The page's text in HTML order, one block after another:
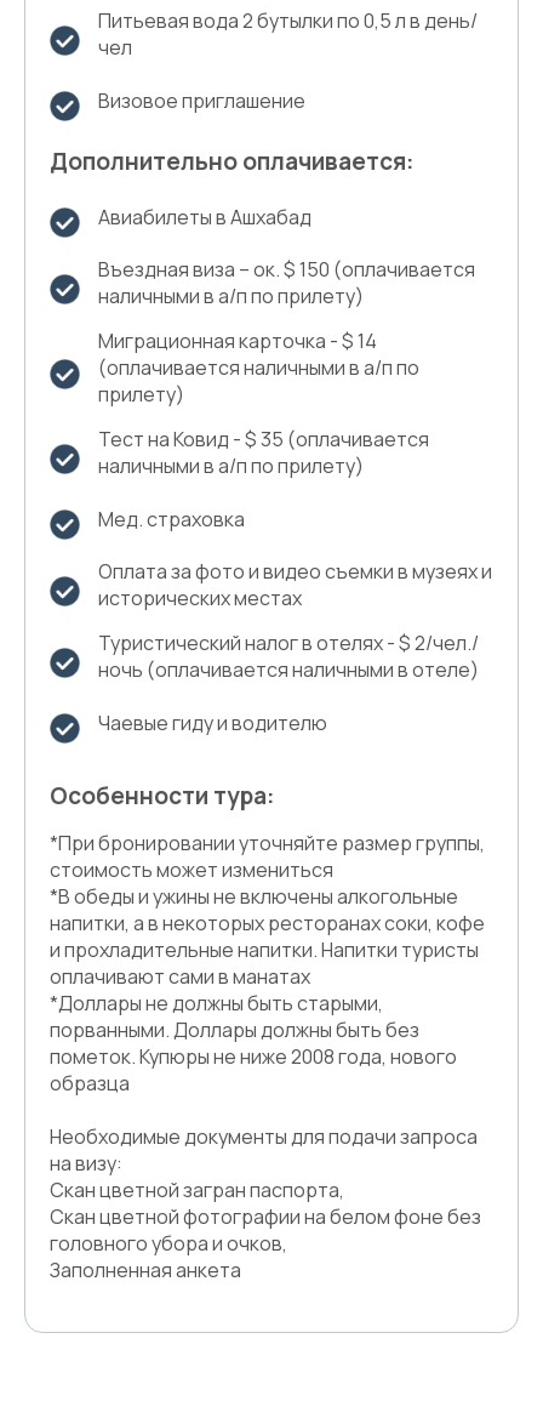
Питьевая вода 2 бутылки по 0,5 л в день/
чел
Визовое приглашение
Дополнительно оплачивается:
Авиабилеты в Ашхабад
Въездная виза – ок. $ 150 (оплачивается
наличными в а/п по прилету)
Миграционная карточка - $ 14
(оплачивается наличными в а/п по
прилету)
Тест на Ковид - $ 35 (оплачивается
наличными в а/п по прилету)
Мед. страховка
Оплата за фото и видео съемки в музеях и
исторических местах
Туристический налог в отелях - $ 2/чел./
ночь (оплачивается наличными в отеле)
Чаевые гиду и водителю
Особенности тура:
*При бронировании уточняйте размер группы,
стоимость может измениться
*В обеды и ужины не включены алкогольные
напитки, а в некоторых ресторанах соки, кофе
и прохладительные напитки. Напитки туристы
оплачивают сами в манатах
*Доллары не должны быть старыми,
порванными. Доллары должны быть без
пометок. Купюры не ниже 2008 года, нового
образца
Необходимые документы для подачи запроса
на визу:
Скан цветной загран паспорта,
Скан цветной фотографии на белом фоне без
головного убора и очков,
Заполненная анкета